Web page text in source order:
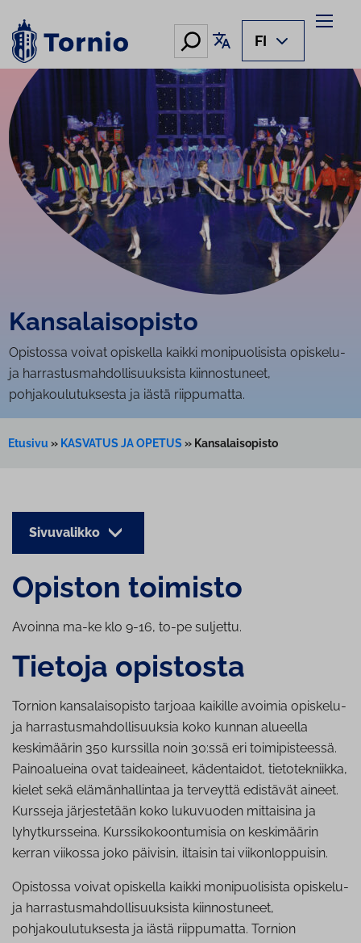
sisältöön
Hae Käännä sivu
FI
Kan­sa­lais­opis­to
Opistossa voivat opiskella kaikki monipuolisista opiskelu-
ja harrastusmahdollisuuksista kiinnostuneet,
pohjakoulutuksesta ja iästä riippumatta.
Etusivu » KASVATUS JA OPETUS » Kansalaisopisto
Sivuvalikko
Opiston toimisto
Avoinna ma-ke klo 9-16, to-pe suljettu.
Tietoja opistosta
Tornion kansalaisopisto tarjoaa kaikille avoimia opiskelu-
ja harrastusmahdollisuuksia koko kunnan alueella
keskimäärin 350 kurssilla noin 30:ssä eri toimipisteessä.
Painoalueina ovat taideaineet, kädentaidot, tietotekniikka,
kielet sekä elämänhallintaa ja terveyttä edistävät aineet.
Kursseja järjestetään koko lukuvuoden mittaisina ja
lyhytkursseina. Kurssikokoontumisia on keskimäärin
kerran viikossa joko päivisin, iltaisin tai viikonloppuisin.
Opistossa voivat opiskella kaikki monipuolisista opiskelu-
ja harrastusmahdollisuuksista kiinnostuneet,
pohjakoulutuksesta ja iästä riippumatta. Tornion